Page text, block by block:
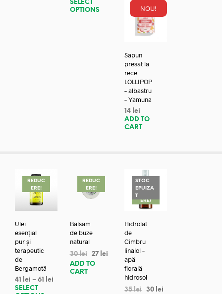
SELECT
OPTIONS
NOU!
Sapun
presat la
rece
LOLLIPOP
– albastru
– Yamuna
14 lei
ADD TO
CART
REDUC
ERE!
Ulei
esențial
pur și
terapeutic
de
Bergamotă
41 lei – 61
lei
SELECT
REDUC
ERE!
Balsam
de buze
natural
30lei 27 lei
ADD TO
CART
STOC
EPUIZA
TREDUC
ERE!
Hidrolat
de
Cimbru
linalol –
apă
florală –
hidrosol
35lei 30 lei